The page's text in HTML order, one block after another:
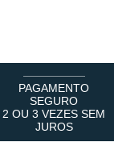
PAGAMENTO
SEGURO
2 OU 3 VEZES SEM
JUROS